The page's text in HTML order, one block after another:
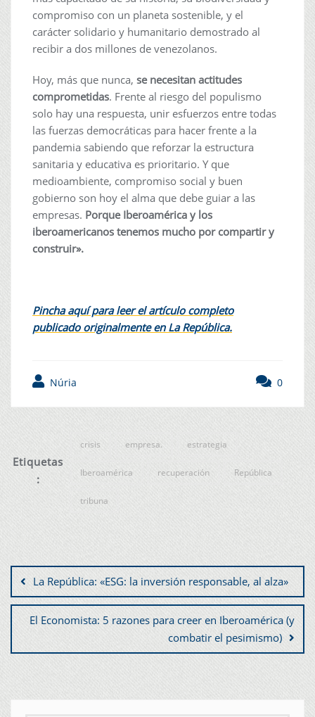
compromiso con un planeta sostenible, y el
carácter solidario y humanitario demostrado al
recibir a dos millones de venezolanos.
Hoy, más que nunca, se necesitan actitudes
comprometidas. Frente al riesgo del populismo
solo hay una respuesta, unir esfuerzos entre todas
las fuerzas democráticas para hacer frente a la
pandemia sabiendo que reforzar la estructura
sanitaria y educativa es prioritario. Y que
medioambiente, compromiso social y buen
gobierno son hoy el alma que debe guiar a las
empresas. Porque Iberoamérica y los
iberoamericanos tenemos mucho por compartir y
construir».
Pincha aquí para leer el artículo completo
publicado originalmente en La República.
Núria 0
Etiquetas
:
crisis empresa. estrategia
Iberoamérica recuperación República
tribuna
La República: «ESG: la inversión responsable, al alza»
El Economista: 5 razones para creer en Iberoamérica (y
combatir el pesimismo)